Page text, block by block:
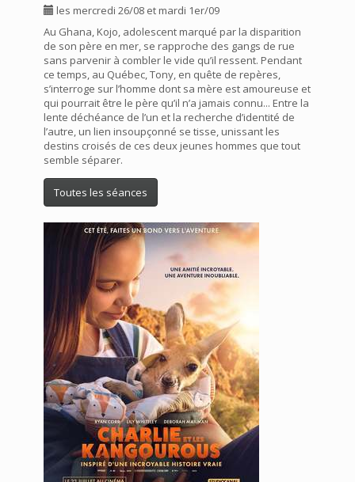
les mercredi 26/08 et mardi 1er/09
Au Ghana, Kojo, adolescent marqué par la disparition
de son père en mer, se rapproche des gangs de rue
sans parvenir à combler le vide qu’il ressent. Pendant
ce temps, au Québec, Tony, en quête de repères,
s’interroge sur l’homme dont sa mère est amoureuse et
qui pourrait être le père qu’il n’a jamais connu... Entre la
lente déchéance de l’un et la recherche d’identité de
l’autre, un lien insoupçonné se tisse, unissant les
destins croisés de ces deux jeunes hommes que tout
semble séparer.
Toutes les séances